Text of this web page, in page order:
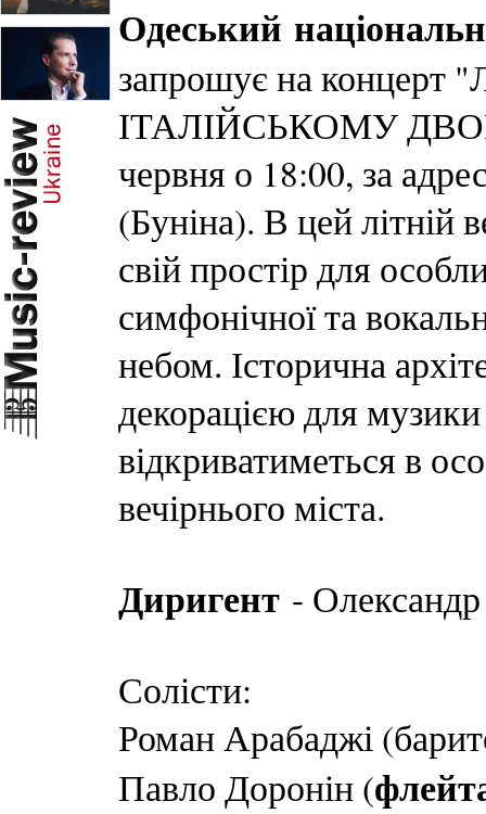
Одеський
запрошує на концерт
ІТАЛІЙСЬКОМУ
червня о 18:00, за
(Буніна). В цей літній
свій простір для
симфонічної та
небом. Історична
декорацією для
відкриватиметься в
вечірнього міста.
Диригент -
Солісти:
Роман Арабаджі
Павло Доронін (